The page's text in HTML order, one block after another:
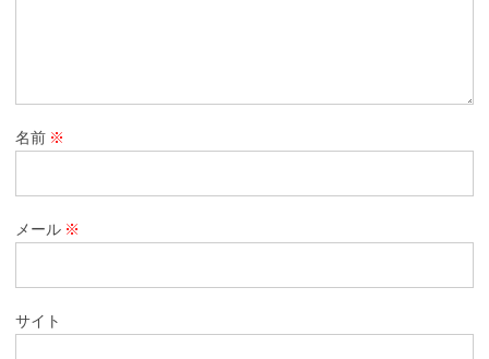
名前 ※
メール ※
サイト